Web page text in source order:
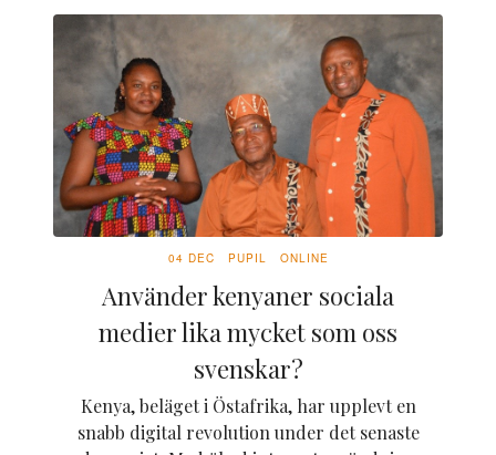
04 DEC PUPIL ONLINE
Använder kenyaner sociala
medier lika mycket som oss
svenskar?
Kenya, beläget i Östafrika, har upplevt en
snabb digital revolution under det senaste